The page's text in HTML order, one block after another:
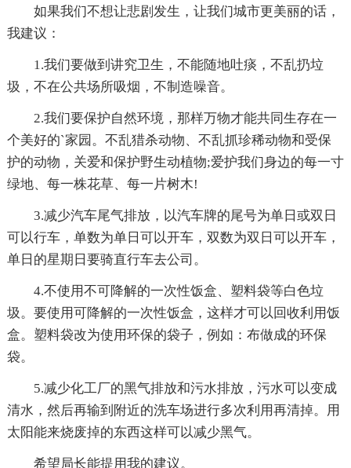
如果我们不想让悲剧发生，让我们城市更美丽的话，
我建议：
1.我们要做到讲究卫生，不能随地吐痰，不乱扔垃
圾，不在公共场所吸烟，不制造噪音。
2.我们要保护自然环境，那样万物才能共同生存在一
个美好的`家园。不乱猎杀动物、不乱抓珍稀动物和受保
护的动物，关爱和保护野生动植物;爱护我们身边的每一寸
绿地、每一株花草、每一片树木!
3.减少汽车尾气排放，以汽车牌的尾号为单日或双日
可以行车，单数为单日可以开车，双数为双日可以开车，
单日的星期日要骑直行车去公司。
4.不使用不可降解的一次性饭盒、塑料袋等白色垃
圾。要使用可降解的一次性饭盒，这样才可以回收利用饭
盒。塑料袋改为使用环保的袋子，例如：布做成的环保
袋。
5.减少化工厂的黑气排放和污水排放，污水可以变成
清水，然后再输到附近的洗车场进行多次利用再清掉。用
太阳能来烧废掉的东西这样可以减少黑气。
希望局长能提用我的建议。